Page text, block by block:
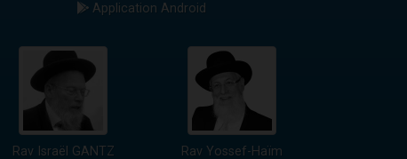
Application Android
Rav Israël GANTZ Rav Yossef-Haïm